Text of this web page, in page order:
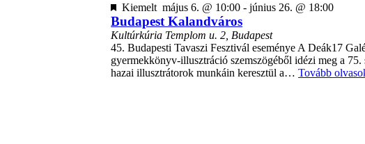
Kiemelt május 6. @ 10:00 -június 26. @ 18:00
Budapest Kalandváros
Kultúrkúria Templom u. 2, Budapest
45. Budapesti Tavaszi Fesztivál eseménye A Deák17
gyermekkönyv-illusztráció szemszögéből idézi meg a
hazai illusztrátorok munkáin keresztül a…Tovább